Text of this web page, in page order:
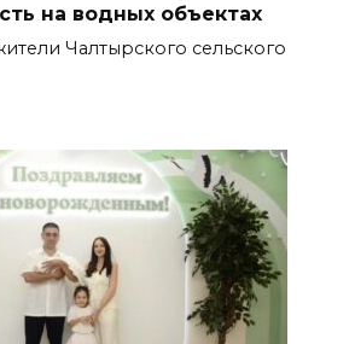
на водных объектах
Чалтырского сельского